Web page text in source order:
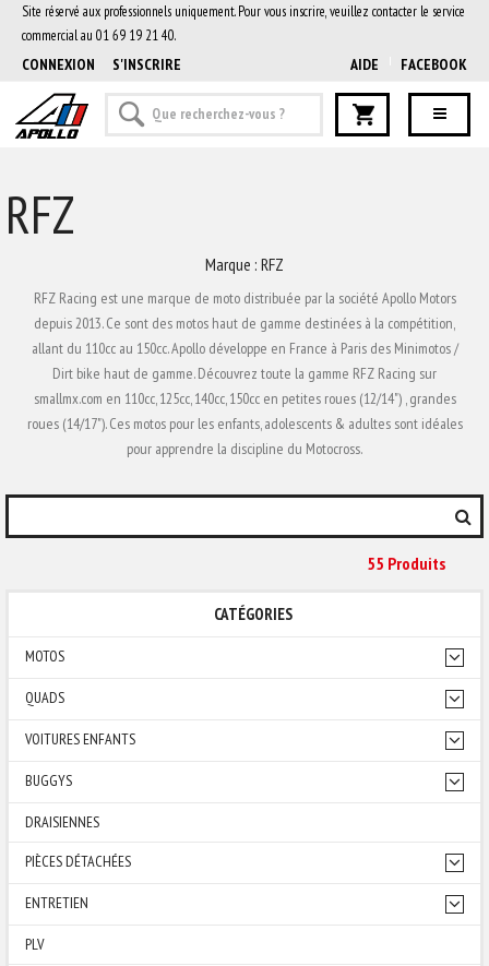
Site réservé aux professionnels uniquement. Pour vous inscrire, veuillez contacter le service
commercial au 01 69 19 21 40.
CONNEXION S'INSCRIRE AIDE FACEBOOK
RFZ
Marque : RFZ
RFZ Racing est une marque de moto distribuée par la société Apollo Motors
depuis 2013. Ce sont des motos haut de gamme destinées à la compétition,
allant du 110cc au 150cc. Apollo développe en France à Paris des Minimotos /
Dirt bike haut de gamme. Découvrez toute la gamme RFZ Racing sur
smallmx.com en 110cc, 125cc, 140cc, 150cc en petites roues (12/14") , grandes
roues (14/17"). Ces motos pour les enfants, adolescents & adultes sont idéales
pour apprendre la discipline du Motocross.
55 ProduitS
CATÉGORIES
MOTOS
QUADS
VOITURES ENFANTS
BUGGYS
DRAISIENNES
PIÈCES DÉTACHÉES
ENTRETIEN
PLV